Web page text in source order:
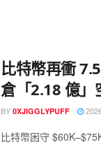
比特幣再衝
倉「2.18 億」
BY 0XJIGGLYPUFF
比特幣困守